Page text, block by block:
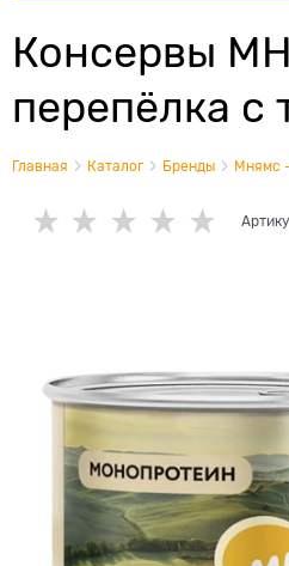
Консервы
перепёлка с
Главная Каталог Бренды Мнямс